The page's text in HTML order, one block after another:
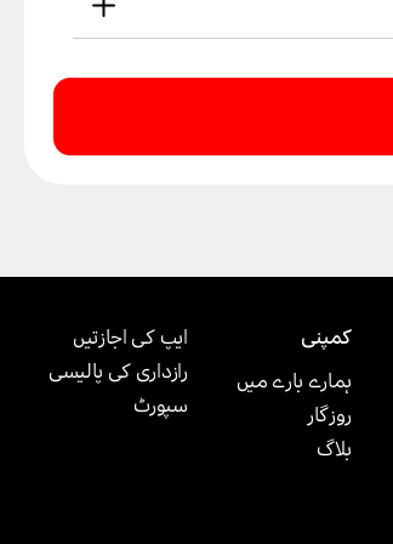
کمپنی
ہمارے بارے میں
روزگار
بلاگ
ایپ کی اجازتیں
رازداری کی پالیسی
سپورٹ